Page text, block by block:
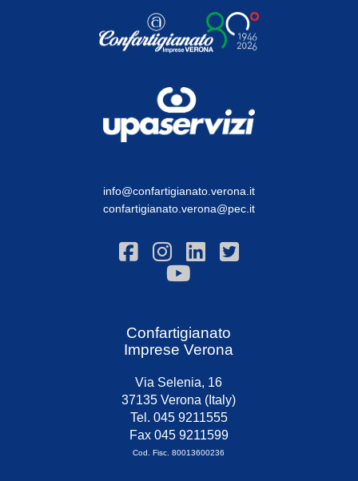
info@confartigianato.verona.it
confartigianato.verona@pec.it
Confartigianato
Imprese Verona
Via Selenia, 16
37135 Verona (Italy)
Tel. 045 9211555
Fax 045 9211599
Cod. Fisc. 80013600236